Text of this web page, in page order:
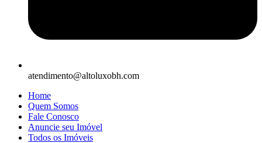
atendimento@altoluxobh.com
Home
Quem Somos
Fale Conosco
Anuncie seu Imóvel
Todos os Imóveis